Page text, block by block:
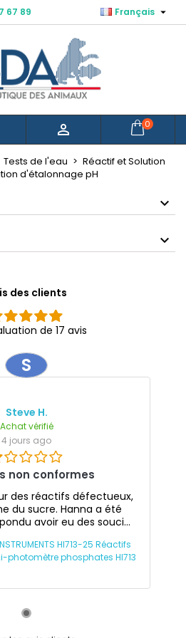
67 89 Français 
 0
Tests de l'eau
Réactif et Solution
d'étalonnage pH
des clients
de 17 avis
S
Steve H.
Achat vérifié
4 jours ago
non conformes
des réactifs défectueux,
du sucre. Hanna a été
avoir eu des souci...
HI713-25 Réactifs
photomètre phosphates HI713
×
liste
d'envies ×
Créer une liste d'envies
×
pour ajouter des produits
Annuler Connexion